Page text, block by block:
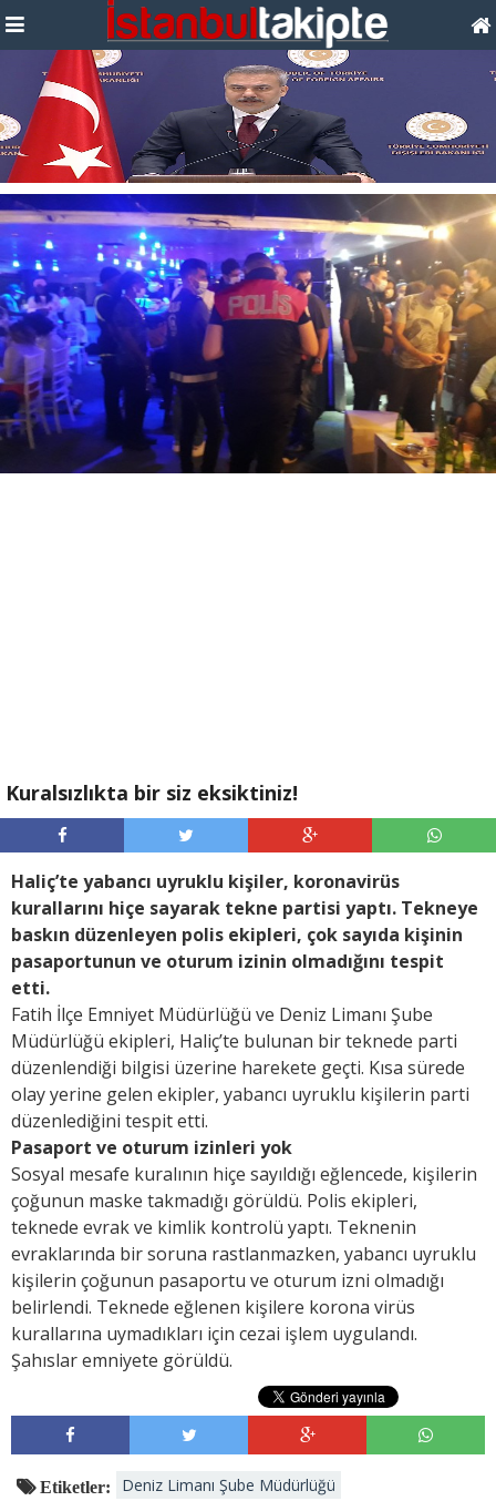
Kuralsızlıkta bir siz eksiktiniz!
Haliç’te yabancı uyruklu kişiler, koronavirüs
kurallarını hiçe sayarak tekne partisi yaptı. Tekneye
baskın düzenleyen polis ekipleri, çok sayıda kişinin
pasaportunun ve oturum izinin olmadığını tespit
etti.
Fatih İlçe Emniyet Müdürlüğü ve Deniz Limanı Şube
Müdürlüğü ekipleri, Haliç’te bulunan bir teknede parti
düzenlendiği bilgisi üzerine harekete geçti. Kısa sürede
olay yerine gelen ekipler, yabancı uyruklu kişilerin parti
düzenlediğini tespit etti.
Pasaport ve oturum izinleri yok
Sosyal mesafe kuralının hiçe sayıldığı eğlencede, kişilerin
çoğunun maske takmadığı görüldü. Polis ekipleri,
teknede evrak ve kimlik kontrolü yaptı. Teknenin
evraklarında bir soruna rastlanmazken, yabancı uyruklu
kişilerin çoğunun pasaportu ve oturum izni olmadığı
belirlendi. Teknede eğlenen kişilere korona virüs
kurallarına uymadıkları için cezai işlem uygulandı.
Şahıslar emniyete görüldü.
Etiketler:
Deniz Limanı Şube Müdürlüğü